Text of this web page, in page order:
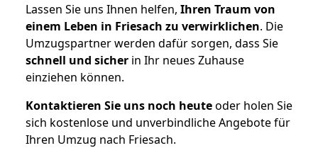
Lassen Sie uns Ihnen helfen, Ihren Traum von
einem Leben in Friesach zu verwirklichen. Die
Umzugspartner werden dafür sorgen, dass Sie
schnell und sicher in Ihr neues Zuhause
einziehen können.
Kontaktieren Sie uns noch heuteoder holen Sie
sich kostenlose und unverbindliche Angebote für
Ihren Umzug nach Friesach.